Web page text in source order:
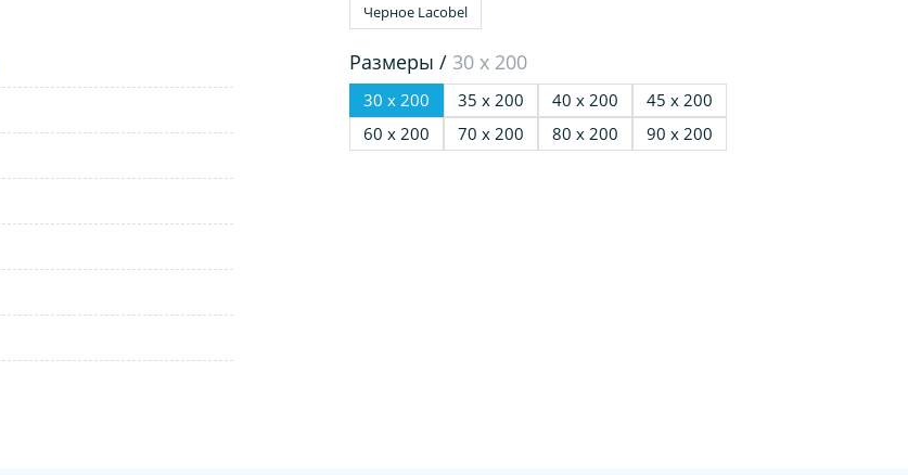
Черное Lacobel
Размеры / 30 х 200
30 х 200 35 х 200 40 х 200
45 х 200
60 х 200
70 х 200 80 х 200 90 х 200